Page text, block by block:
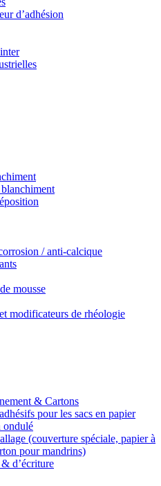
d’adhésion
/ anti-calcique
mousse
modificateurs de rhéologie
& Cartons
pour les sacs en papier
ondulé
(couverture spéciale, papier à
pour mandrins)
d’écriture